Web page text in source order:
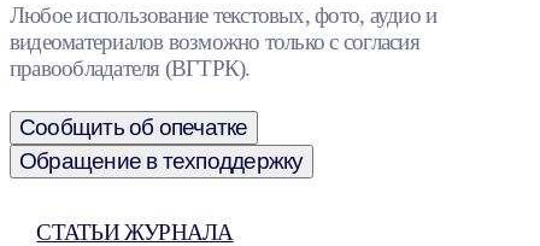
Любое использование текстовых, фото, аудио и
видеоматериалов возможно только с согласия
правообладателя (ВГТРК).
Сообщить об опечатке
Обращение в техподдержку
СТАТЬИ ЖУРНАЛА